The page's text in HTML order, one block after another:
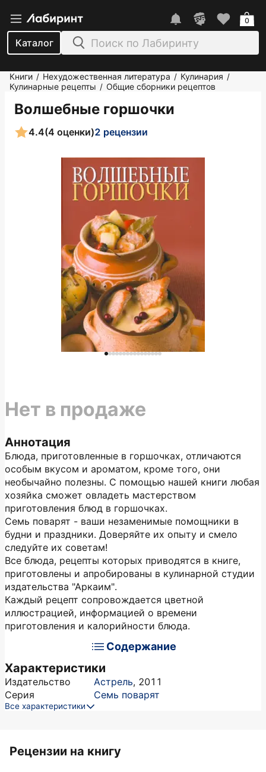
Каталог
0
Книги / Нехудожественная литература / Кулинария /
Кулинарные рецепты / Общие сборники рецептов
Волшебные горшочки
4.4(4 оценки)2 рецензии
Аннотация
Блюда, приготовленные в горшочках, отличаются
особым вкусом и ароматом, кроме того, они
необычайно полезны. С помощью нашей книги любая
хозяйка сможет овладеть мастерством
приготовления блюд в горшочках.
Семь поварят - ваши незаменимые помощники в
будни и праздники. Доверяйте их опыту и смело
следуйте их советам!
Все блюда, рецепты которых приводятся в книге,
приготовлены и апробированы в кулинарной студии
издательства "Аркаим".
Каждый рецепт сопровождается цветной
иллюстрацией, информацией о времени
приготовления и калорийности блюда.
Содержание
Характеристики
Издательство Астрель, 2011
Серия
Семь поварят
Все характеристики
Нет в продаже
Рецензии на книгу